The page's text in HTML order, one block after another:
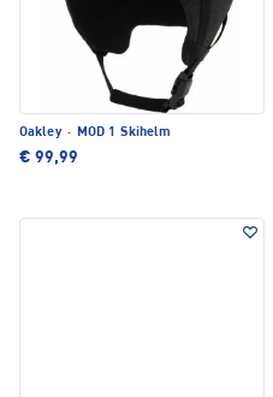
Oakley · MOD 1 Skihelm
€ 99,99